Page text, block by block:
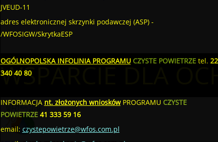
WSPARCIE DLA
JVEUD-11
adres elektronicznej skrzynki podawczej (ASP) -
/WFOSIGW/SkrytkaESP
OGÓLNOPOLSKA INFOLINIA PROGRAMUCZYSTE POWIETRZEtel. 22
340 40 80
INFORMACJA nt. złożonych wnioskówPROGRAMU CZYSTE
POWIETRZE41 333 59 16
email: czystepowietrze@wfos.com.pl